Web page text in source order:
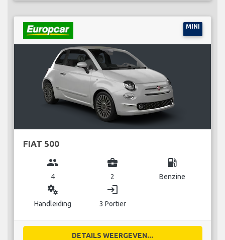
MINI
FIAT 500
group
4
business_center
2
local_gas_station
Benzine
miscellaneous_services
Handleiding
login
3 Portier
DETAILS WEERGEVEN...